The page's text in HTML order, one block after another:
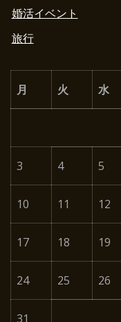
婚活イベント
旅行
月 火 水
3 4 5
10 11 12
17 18 19
24 25 26
31